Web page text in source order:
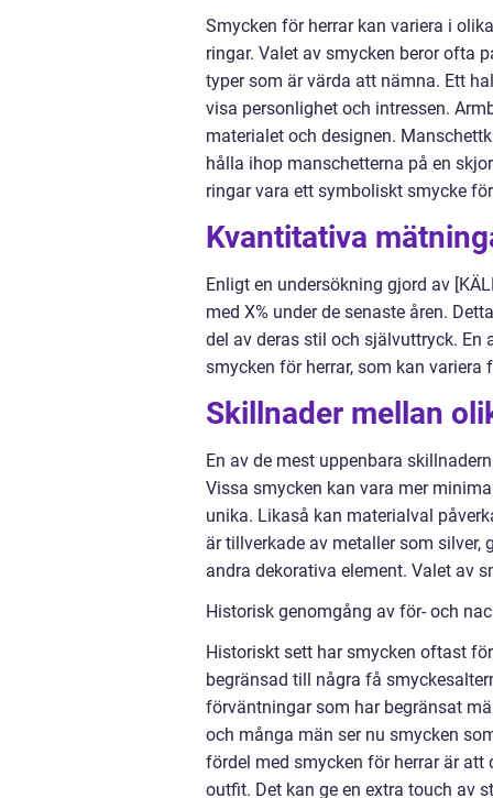
Smycken för herrar kan variera i
ringar. Valet av smycken beror ofta
typer som är värda att nämna. Ett
visa personlighet och intressen.
materialet och designen.
hålla ihop manschetterna på en
ringar vara ett symboliskt smycke
Kvantitativa
Enligt en undersökning gjord av
med X% under de senaste åren.
del av deras stil och självuttryck.
smycken för herrar, som kan
Skillnader mellan
En av de mest uppenbara
Vissa smycken kan vara mer
unika. Likaså kan materialval
är tillverkade av metaller som
andra dekorativa element. Valet av
Historisk genomgång av för- och
Historiskt sett har smycken oftast
begränsad till några få
förväntningar som har begränsat
och många män ser nu smycken
fördel med smycken för herrar är
outfit. Det kan ge en extra touch av